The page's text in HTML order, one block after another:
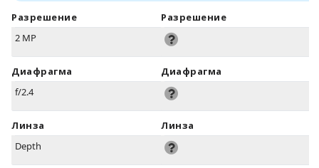
Разрешение
2 MP
Диафрагма
f/2.4
Линза
Depth
Разрешение
Диафрагма
Линза